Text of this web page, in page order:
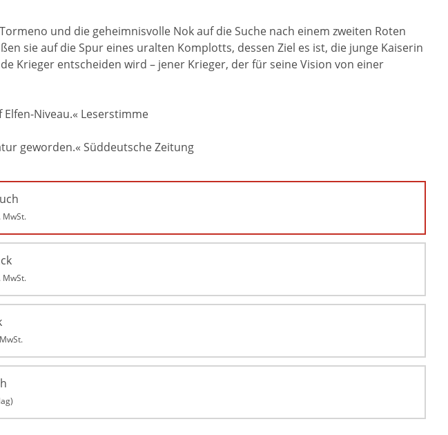
und die geheimnisvolle Nok auf die Suche nach einem zweiten Roten
sie auf die Spur eines uralten Komplotts, dessen Ziel es ist, die junge Kaiserin
Krieger entscheiden wird – jener Krieger, der für seine Vision von einer
Niveau.« Leserstimme
geworden.« Süddeutsche Zeitung
MwSt.
MwSt.